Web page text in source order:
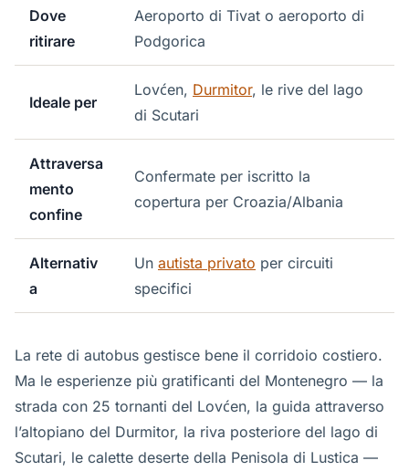
Dove
ritirare
Aeroporto di Tivat o aeroporto di
Podgorica
Ideale per
Lovćen, Durmitor, le rive del lago
di Scutari
Attraversa
mento
confine
Confermate per iscritto la
copertura per Croazia/Albania
Alternativ
a
Un autista privato per circuiti
specifici
La rete di autobus gestisce bene il corridoio costiero.
Ma le esperienze più gratificanti del Montenegro — la
strada con 25 tornanti del Lovćen, la guida attraverso
l’altopiano del Durmitor, la riva posteriore del lago di
Scutari, le calette deserte della Penisola di Lustica —